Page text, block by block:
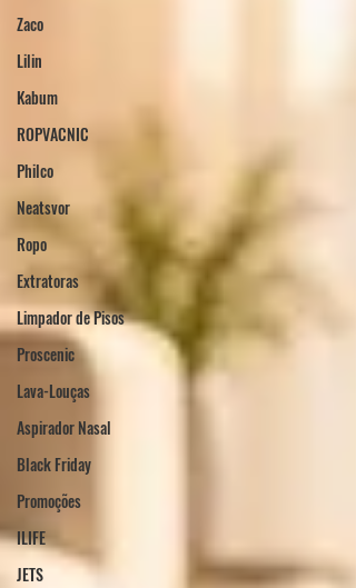
Zaco
Lilin
Kabum
ROPVACNIC
Philco
Neatsvor
Ropo
Extratoras
Limpador de Pisos
Proscenic
Lava-Louças
Aspirador Nasal
Black Friday
Promoções
ILIFE
JETS